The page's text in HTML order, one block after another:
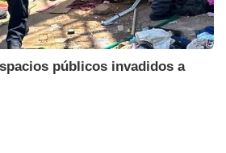
públicos invadidos a